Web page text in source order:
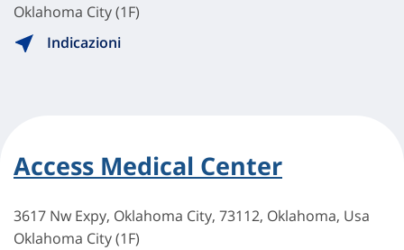
Oklahoma City (1F)
Indicazioni
Access Medical Center
3617 Nw Expy, Oklahoma City, 73112, Oklahoma, Usa
Oklahoma City (1F)